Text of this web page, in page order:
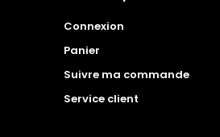
Connexion
Panier
Suivre ma commande
Service client